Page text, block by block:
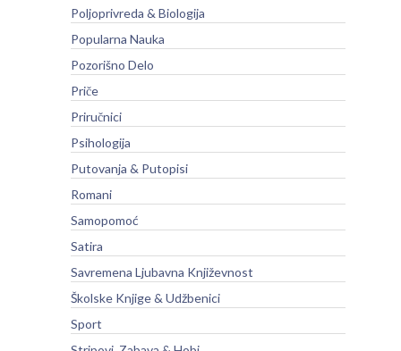
Poljoprivreda & Biologija
Popularna Nauka
Pozorišno Delo
Priče
Priručnici
Psihologija
Putovanja & Putopisi
Romani
Samopomoć
Satira
Savremena Ljubavna Književnost
Školske Knjige & Udžbenici
Sport